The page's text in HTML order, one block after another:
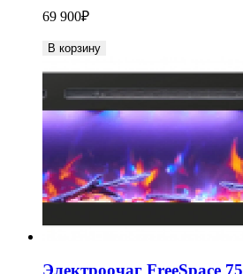
69 900₽
В корзину